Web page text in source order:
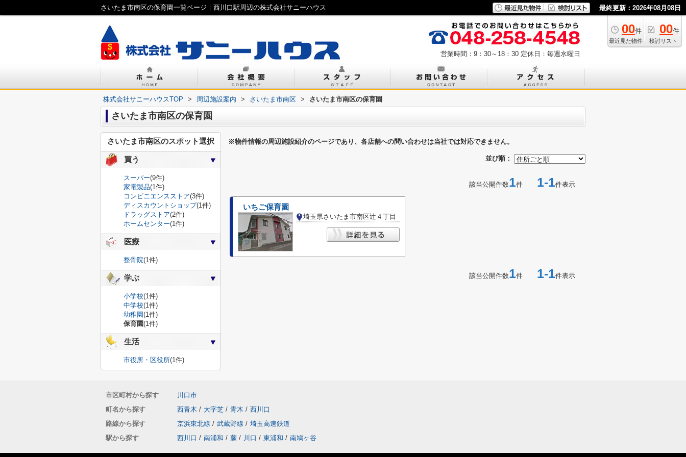
さいたま市南区の保育園一覧ページ｜西川口駅周辺の株式会社サニーハウス 最終更新：2026年08月08日
00件
最近見た物件
00件
検討リスト
営業時間：9：30～18：30 定休日：毎週水曜日
株式会社サニーハウスTOP > 周辺施設案内 > さいたま市南区 > さいたま市南区の保育園
さいたま市南区の保育園
※物件情報の周辺施設紹介のページであり、各店舗への問い合わせは当社では対応できません。
並び順：
該当公開件数1件 1-1件表示
いちご保育園
埼玉県さいたま市南区辻４丁目
該当公開件数1件 1-1件表示
さいたま市南区のスポット選択
買う
スーパー(9件)
家電製品(1件)
コンビニエンスストア(3件)
ディスカウントショップ(1件)
ドラッグストア(2件)
ホームセンター(1件)
医療
整骨院(1件)
学ぶ
小学校(1件)
中学校(1件)
幼稚園(1件)
保育園(1件)
生活
市役所・区役所(1件)
市区町村から探す
川口市
町名から探す
西青木 / 大字芝 / 青木 / 西川口
路線から探す
京浜東北線 / 武蔵野線 / 埼玉高速鉄道
駅から探す
西川口 / 南浦和 / 蕨 / 川口 / 東浦和 / 南鳩ヶ谷